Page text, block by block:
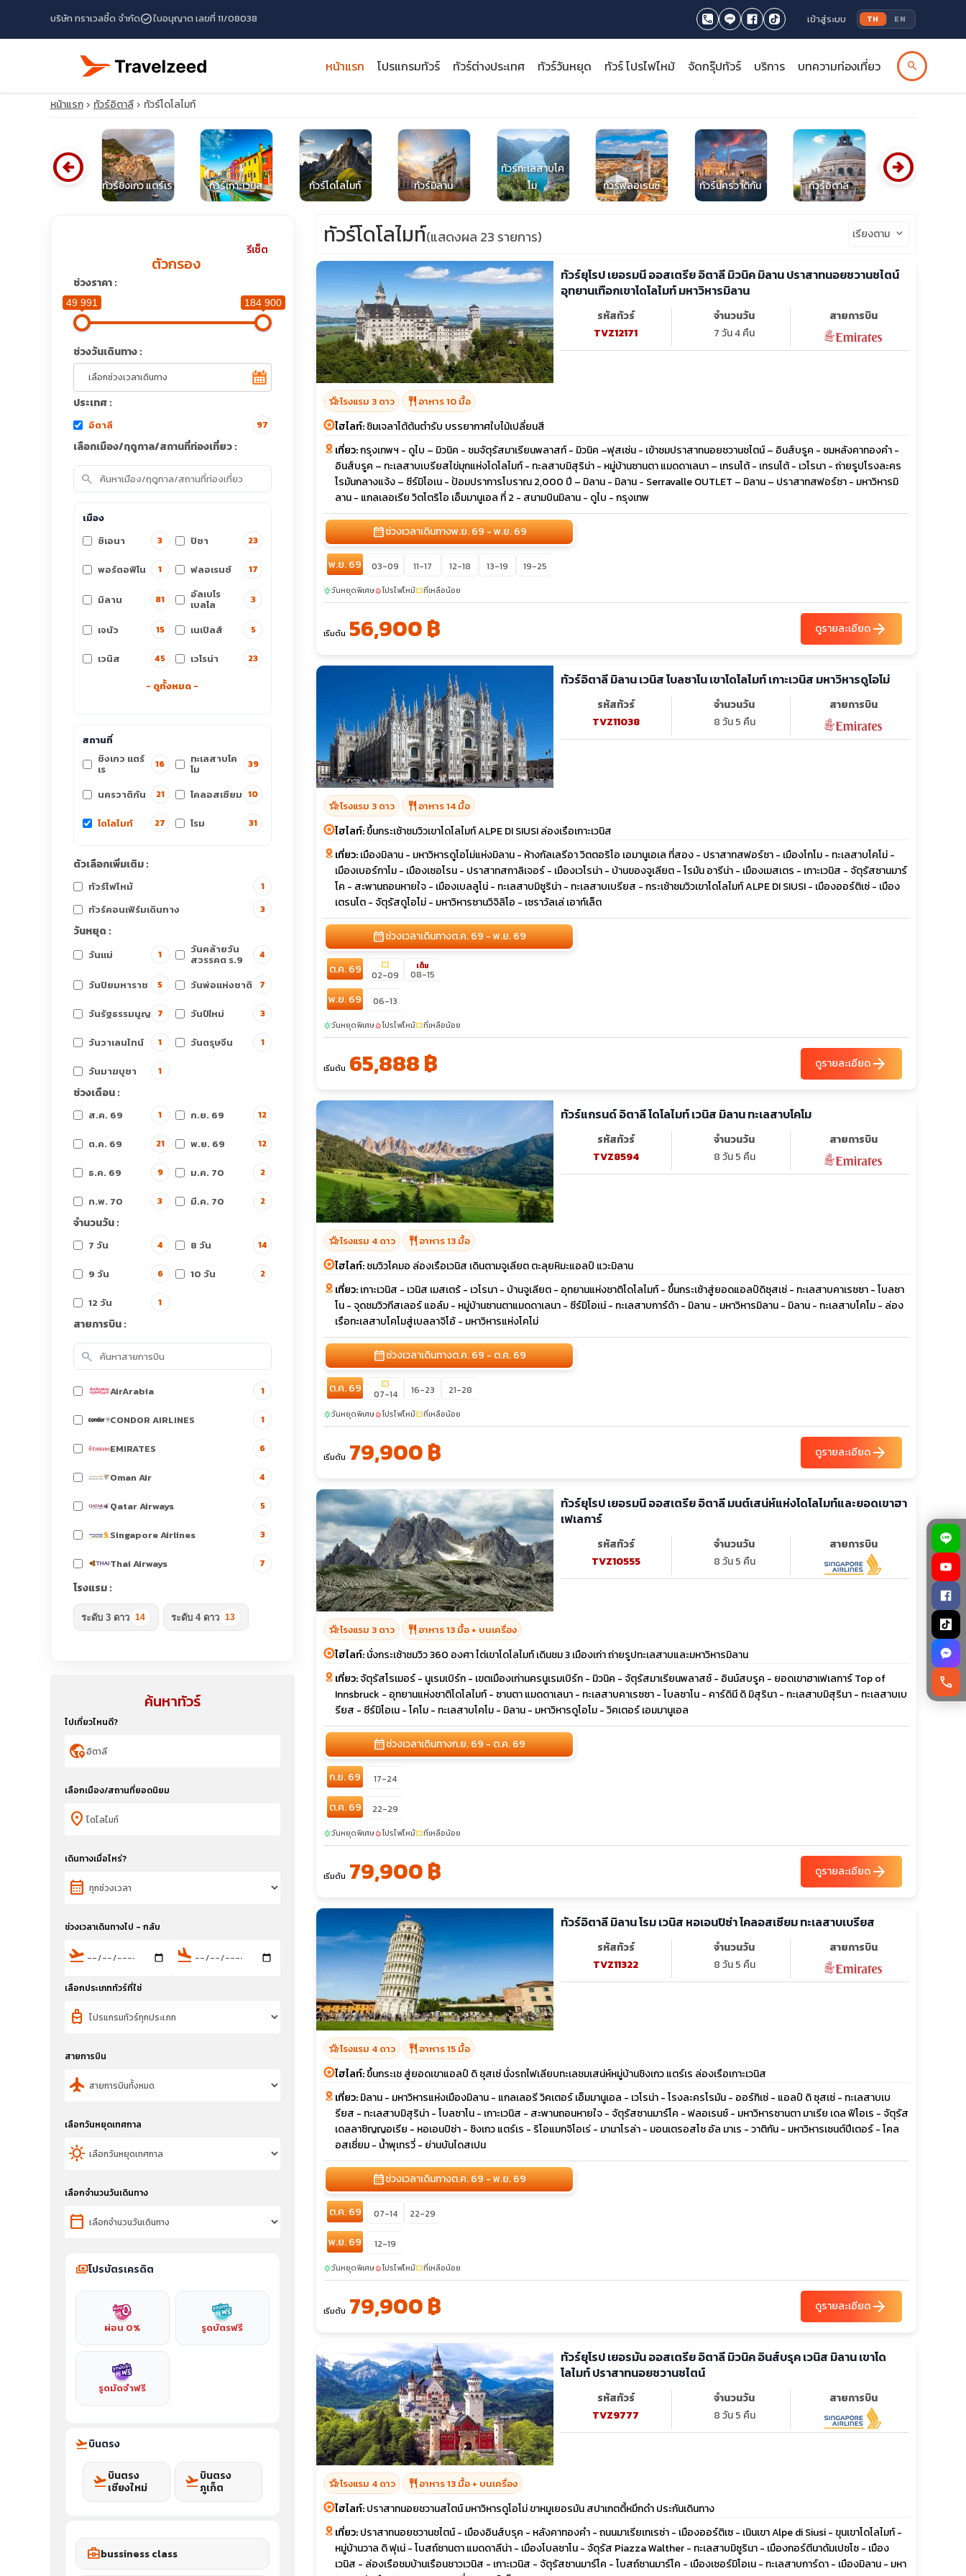
บริษัท ทราเวลซี้ด จำกัดcheck_circleใบอนุญาต เลขที่ 11/08038 เข้าสู่ระบบ TH EN
หน้าแรก โปรแกรมทัวร์ ทัวร์ต่างประเทศ ทัวร์วันหยุด ทัวร์ โปรไฟไหม้ จัดกรุ๊ปทัวร์ บริการ บทความท่องเที่ยว search
close
หน้าแรก ทัวร์อิตาลี ทัวร์โดโลไมท์
ทัวร์ชิงเกว แตร์เร ทัวร์เกาะเวนิส ทัวร์โดโลไมท์ ทัวร์มิลาน
ทัวร์ทะเลสาบโค
โม
ทัวร์ฟลอเรนซ์ ทัวร์นครวาติกัน ทัวร์อิตาลี ทัวร์ชิงเกว แตร์เร
arrow_circle_left arrow_circle_right
รีเซ็ต
ตัวกรอง
ช่วงราคา :
49 991 184 900
ช่วงวันเดินทาง :
ประเทศ :
อิตาลี 97
เลือกเมือง/ฤดูกาล/สถานที่ท่องเที่ยว :
search
เมือง
ซิเอนา
3 ปิซา 23
พอร์ตอฟิโน 1 ฟลอเรนซ์ 17
มิลาน 81 อัลเบโร
เบลโล 3
เจนัว 15 เนเปิลส์ 5
เวนิส 45 เวโรน่า 23
- ดูทั้งหมด -
สถานที่
ชิงเกว แตร์
เร 16 ทะเลสาบโค
โม 39
นครวาติกัน 21 โคลอสเซียม 10
โดโลไมท์ 27 โรม 31
ตัวเลือกเพิ่มเติม :
ทัวร์ไฟไหม้ 1
ทัวร์คอนเฟิร์มเดินทาง 3
วันหยุด :
วันแม่ 1 วันคล้ายวัน
สวรรคต ร.9 4
วันปิยมหาราช 5 วันพ่อแห่งชาติ 7
วันรัฐธรรมนูญ 7 วันปีใหม่ 3
วันวาเลนไทน์ 1 วันตรุษจีน 1
วันมาฆบูชา 1
ช่วงเดือน :
ส.ค. 69 1 ก.ย. 69 12
ต.ค. 69 21 พ.ย. 69 12
ธ.ค. 69 9 ม.ค. 70 2
ก.พ. 70 3 มี.ค. 70 2
จำนวนวัน :
7 วัน 4 8 วัน 14
9 วัน 6 10 วัน 2
12 วัน 1
สายการบิน :
search
AirArabia 1
CONDOR AIRLINES 1
EMIRATES 6
Oman Air 4
Qatar Airways 5
Singapore Airlines 3
Thai Airways 7
โรงแรม :
ระดับ 3 ดาว 14 ระดับ 4 ดาว 13
ค้นหาทัวร์
ไปเที่ยวไหนดี?
globe_location_pin
เลือกเมือง/สถานที่ยอดนิยม
location_on
เดินทางเมื่อไหร่?
calendar_month
ช่วงเวลาเดินทางไป - กลับ
flight_takeoff flight_land
เลือกประเภททัวร์ที่ใช่
travel_luggage_and_bags
สายการบิน
flight
เลือกวันหยุดเทศกาล
sunny
เลือกจำนวนวันเดินทาง
calendar_today
paymentsโปรบัตรเครดิต
ผ่อน 0% รูดบัตรฟรี
รูดมัดจำฟรี
flight_takeoffบินตรง
flight_takeoffบินตรง
เชียงใหม่
flight_takeoffบินตรง
ภูเก็ต
business_centerbussiness class
ทัวร์โดโลไมท์(แสดงผล 23 รายการ) เรียงตาม keyboard_arrow_down
ทัวร์ยุโรป เยอรมนี ออสเตรีย อิตาลี มิวนิค มิลาน ปราสาทนอยชวานชไตน์
อุทยานเทือกเขาโดโลไมท์ มหาวิหารมิลาน
รหัสทัวร์
TVZ12171
จำนวนวัน
7 วัน 4 คืน
สายการบิน
hotel_classโรงแรม 3 ดาว restaurant อาหาร 10 มื้อ
ไฮไลท์:ชิมเจลาโต้ต้นตำรับ บรรยากาศใบไม้เปลี่ยนสี
เที่ยว:กรุงเทพฯ - ดูไบ – มิวนิค - ชมจัตุรัสมาเรียนพลาสท์ - มิวนิค –ฟุสเซ่น - เข้าชมปราสาทนอยชวานชไตน์ – อินส์บรูค - ชมหลังคาทองคำ -
อินส์บรูค – ทะเลสาบเบรียสไข่มุกแห่งโดโลไมท์ - ทะลสาบมิสุริน่า - หมู่บ้านซานตา แมดดาเลนา – เทรนโต้ - เทรนโต้ - เวโรนา - ถ่ายรูปโรงละคร
โรมันกลางแจ้ง – ซีร์มิโอเน - ป้อมปราการโบราณ 2,000 ปี – มิลาน - มิลาน - Serravalle OUTLET – มิลาน – ปราสาทสฟอร์ซา - มหาวิหารมิ
ลาน - แกลเลอเรีย วิตโตริโอ เอ็มมานูเอล ที่ 2 - สนามบินมิลาน - ดูไบ - กรุงเทพ
calendar_monthช่วงเวลาเดินทางพ.ย. 69 - พ.ย. 69
พ.ย. 69 03-09 11-17 12-18 13-19 19-25
sunnyวันหยุดพิเศษlocal_fire_departmentโปรไฟไหม้confirmation_numberที่เหลือน้อย
เริ่มต้น 56,900 ฿ ดูรายละเอียดarrow_forward
ทัวร์อิตาลี มิลาน เวนิส โบลซาโน เขาโดโลไมท์ เกาะเวนิส มหาวิหารดูโอโม่
รหัสทัวร์
TVZ11038
จำนวนวัน
8 วัน 5 คืน
สายการบิน
hotel_classโรงแรม 3 ดาว restaurant อาหาร 14 มื้อ
ไฮไลท์:ขึ้นกระเช้าชมวิวเขาโดโลไมท์ ALPE DI SIUSI ล่องเรือเกาะเวนิส
เที่ยว:เมืองมิลาน - มหาวิหารดูโอโม่แห่งมิลาน - ห้างกัลเลรีอา วิตตอริโอ เอมานูเอเล ที่สอง - ปราสาทสฟอร์ซา - เมืองโกโม - ทะเลสาบโคโม่ -
เมืองเบอร์กาโม - เมืองเซอโรน - ปราสาทสกาลิเจอร์ - เมืองเวโรน่า - บ้านของจูเลียต - โรมัน อารีน่า - เมืองเมสเตร - เกาะเวนิส - จัตุรัสซานมาร์
โค - สะพานถอนหายใจ - เมืองเบลลูโน่ - ทะเลสาบมิซูริน่า - ทะเลสาบเบรียส - กระเช้าชมวิวเขาโดโลไมท์ ALPE DI SIUSI - เมืองออร์ติเซ่ - เมือง
เตรนโต - จัตุรัสดูโอโม่ - มหาวิหารซานวิจิลิโอ - เซราวัลเล่ เอาท์เล็ต
calendar_monthช่วงเวลาเดินทางต.ค. 69 - พ.ย. 69
ต.ค. 69 confirmation_number
02-09
เต็ม
08-15
พ.ย. 69 06-13
sunnyวันหยุดพิเศษlocal_fire_departmentโปรไฟไหม้confirmation_numberที่เหลือน้อย
เริ่มต้น 65,888 ฿ ดูรายละเอียดarrow_forward
ทัวร์แกรนด์ อิตาลี โดโลไมท์ เวนิส มิลาน ทะเลสาบโคโม
รหัสทัวร์
TVZ8594
จำนวนวัน
8 วัน 5 คืน
สายการบิน
hotel_classโรงแรม 4 ดาว restaurant อาหาร 13 มื้อ
ไฮไลท์:ชมวิวโคมอ ล่องเรือเวนิส เดินตามจูเลียต ตะลุยหิมะแอลป์ แวะมิลาน
เที่ยว:เกาะเวนิส - เวนิส เมสเตร้ - เวโรนา - บ้านจูเลียต - อุทยานแห่งชาติโดโลไมท์ - ขึ้นกระเช้าสู่ยอดแอลป์ดิซุสเซ่ - ทะเลสาบคาเรซซา - โบลซา
โน - จุดชมวิวกีสเลอร์ แอล์ม - หมู่บ้านซานตาแมดดาเลนา - ซีร์มิโอเน่ - ทะเลสาบการ์ด้า - มิลาน - มหาวิหารมิลาน - มิลาน - ทะเลสาบโคโม - ล่อง
เรือทะเลสาบโคโมสู่เบลลาจิโอ้ - มหาวิหารแห่งโคโม่
calendar_monthช่วงเวลาเดินทางต.ค. 69 - ต.ค. 69
ต.ค. 69 confirmation_number
07-14 16-23 21-28
sunnyวันหยุดพิเศษlocal_fire_departmentโปรไฟไหม้confirmation_numberที่เหลือน้อย
เริ่มต้น 79,900 ฿ ดูรายละเอียดarrow_forward
ทัวร์ยุโรป เยอรมนี ออสเตรีย อิตาลี มนต์เสน่ห์แห่งโดโลไมท์และยอดเขาฮา
เฟเลการ์
รหัสทัวร์
TVZ10555
จำนวนวัน
8 วัน 5 คืน
สายการบิน
hotel_classโรงแรม 3 ดาว restaurant อาหาร 13 มื้อ + บนเครื่อง
ไฮไลท์:นั่งกระเช้าชมวิว 360 องศา ไต่เขาโดโลไมท์ เดินชม 3 เมืองเก่า ถ่ายรูปทะเลสาบและมหาวิหารมิลาน
เที่ยว:จัตุรัสโรเมอร์ - นูเรมเบิร์ก - เขตเมืองเก่านครนูเรมเบิร์ก - มิวนิค - จัตุรัสมาเรียนพลาสซ์ - อินน์สบรูค - ยอดเขาฮาเฟเลการ์ Top of
Innsbruck - อุทยานแห่งชาติโดโลไมท์ - ซานตา แมดดาเลนา - ทะเลสาบคาเรซซา - โบลซาโน - คาร์ดินี ดิ มิสุรินา - ทะเลสาบมิสุรินา - ทะเลสาบเบ
รียส - ซีร์มิโอเน - โคโม - ทะเลสาบโคโม - มิลาน - มหาวิหารดูโอโม - วิคเตอร์ เอมมานูเอล
calendar_monthช่วงเวลาเดินทางก.ย. 69 - ต.ค. 69
ก.ย. 69 17-24
ต.ค. 69 22-29
sunnyวันหยุดพิเศษlocal_fire_departmentโปรไฟไหม้confirmation_numberที่เหลือน้อย
เริ่มต้น 79,900 ฿ ดูรายละเอียดarrow_forward
ทัวร์อิตาลี มิลาน โรม เวนิส หอเอนปิซ่า โคลอสเซียม ทะเลสาบเบรียส
รหัสทัวร์
TVZ11322
จำนวนวัน
8 วัน 5 คืน
สายการบิน
hotel_classโรงแรม 4 ดาว restaurant อาหาร 15 มื้อ
ไฮไลท์:ขึ้นกระเช สู่ยอดเขาแอลป์ ดิ ซุสเซ่ นั่งรถไฟเลียบทะเลชมเสน่ห์หมู่บ้านชิงเกว แตร์เร ล่องเรือเกาะเวนิส
เที่ยว:มิลาน - มหาวิหารแห่งเมืองมิลาน - แกลเลอรี วิคเตอร์ เอ็มมานูเอล - เวโรน่า - โรงละครโรมัน - ออร์ทิเซ่ - แอลป์ ดิ ซุสเซ่ - ทะเลสาบเบ
รียส - ทะเลสาบมิสุริน่า - โบลซาโน - เกาะเวนิส - สะพานถอนหายใจ - จัตุรัสซานมาร์โค - ฟลอเรนซ์ - มหาวิหารซานตา มาเรีย เดล ฟิโอเร - จัตุรัส
เดลลาซิญญอเรีย - หอเอนปิซ่า - ซิงเกว แตร์เร - ริโอแมกจิโอเร่ - มานาโรล่า - มอนเตรอสโซ อัล มาเร - วาติกัน - มหาวิหารเซนต์ปีเตอร์ - โคล
อสเซี่ยม - น้ำพุเทรวี่ - ย่านบันไดสเปน
calendar_monthช่วงเวลาเดินทางต.ค. 69 - พ.ย. 69
ต.ค. 69 07-14 22-29
พ.ย. 69 12-19
sunnyวันหยุดพิเศษlocal_fire_departmentโปรไฟไหม้confirmation_numberที่เหลือน้อย
เริ่มต้น 79,900 ฿ ดูรายละเอียดarrow_forward
ทัวร์ยุโรป เยอรมัน ออสเตรีย อิตาลี มิวนิค อินส์บรุค เวนิส มิลาน เขาโด
โลไมท์ ปราสาทนอยชวานชไตน์
รหัสทัวร์
TVZ9777
จำนวนวัน
8 วัน 5 คืน
สายการบิน
hotel_classโรงแรม 4 ดาว restaurant อาหาร 13 มื้อ + บนเครื่อง
ไฮไลท์:ปราสาทนอยชวานสไตน์ มหาวิหารดูโอโม่ ขาหมูเยอรมัน สปาเกตตี้หมึกดำ ประกันเดินทาง
เที่ยว:ปราสาทนอยชวานชไตน์ - เมืองอินส์บรุค - หลังคาทองคำ - ถนนมาเรียเทเรซ่า - เมืองออร์ติเซ - เนินเขา Alpe di Siusi - ขุนเขาโดโลไมท์ -
หมู่บ้านวาล ดิ ฟุเน่ - โบสถ์ซานตา แมดดาลีน่า - เมืองโบลซาโน - จัตุรัส Piazza Walther - ทะเลสาบมิซูรินา - เมืองกอร์ตีนาดัมเปซโซ - เมือง
เวนิส - ล่องเรือชมบ้านเรือนชาวเวนิส - เกาะเวนิส - จัตุรัสซานมาร์โค - โบสถ์ซานมาร์โค - เมืองเซอร์มิโอเน - ทะเลสาบการ์ดา - เมืองมิลาน - มหา
call